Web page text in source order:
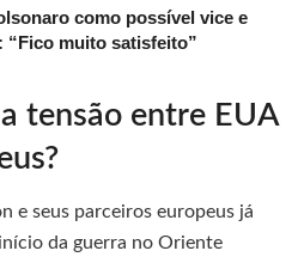
como possível vice e
“Fico muito satisfeito”
tensão entre EUA
e seus parceiros europeus já
da guerra no Oriente